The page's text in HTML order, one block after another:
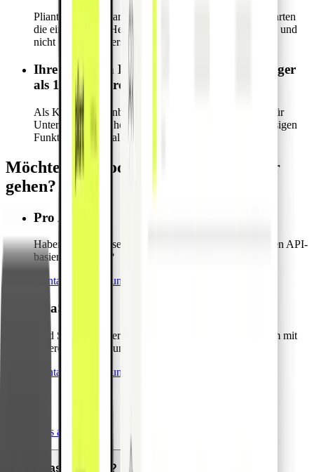
Pliant hat einen klaren B2B-Fokus, wodurch unsere Karten
die einzigartigen Herausforderungen von Unternehmen und
nicht von Einzelpersonen lösen.
Ihre gesamten Kreditkartenausgaben weniger
als 10.000 € pro Monat betragen.
Als Kreditkartenanbieter lohnt sich Pliant am meisten für
Unternehmen mit hohen Ausgaben, die unsere erstklassigen
Funktionen optimal nutzen können.
Möchten Sie noch einen Schritt weiter
gehen?
Pro API
Haben Sie Interesse an Pro API, unserer leistungsstarken API-
basierten Lösung?
Kontaktieren Sie uns und erfahren Sie mehr
CaaS
Sind Sie daran interessiert, Ihr eigenes Kartenprogramm mit
unserer CaaS-Lösung zu starten?
Kontaktieren Sie uns und erfahren Sie mehr
Alle FAQs anzeigen
Was ist Pliant?